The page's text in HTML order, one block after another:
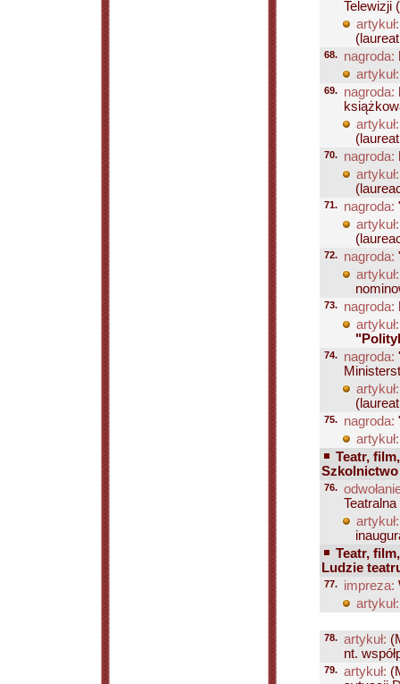
Telewizji
artykuł:
68. nagroda:
artykuł:
69. nagroda:
artykuł:
70. nagroda:
artykuł:
71. nagroda:
artykuł:
72. nagroda:
artykuł:
73. nagroda:
artykuł:
74. nagroda:
artykuł:
75. nagroda:
artykuł:
Teatr,
Szkolnictwo
76.
artykuł:
Teatr,
Ludzie
77. impreza:
artykuł:
78. artykuł:
nt.
79. artykuł: